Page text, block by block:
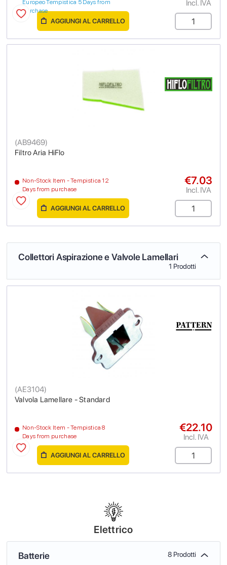
Europeo Tempistica 5 Days from
purchase
Incl. IVA
AGGIUNGI AL CARRELLO
Filtro Aria HiFlo
(AB9469)
Non-Stock Item - Tempistica 12
Days from purchase
€7.03
Incl. IVA
AGGIUNGI AL CARRELLO
Collettori Aspirazione e Valvole Lamellari
1 Prodotti
Valvola Lamellare - Standard
(AE3104)
Non-Stock Item - Tempistica 8
Days from purchase
€22.10
Incl. IVA
AGGIUNGI AL CARRELLO
Elettrico
Batterie 8 Prodotti